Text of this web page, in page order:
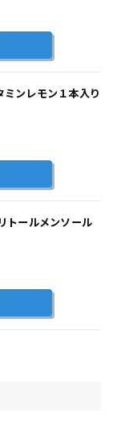
ンレモン１本入り
トールメンソール